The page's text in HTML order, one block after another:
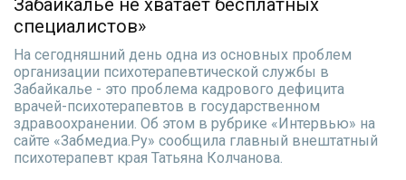
Забайкалье не хватает бесплатных
специалистов»
На сегодняшний день одна из основных проблем
организации психотерапевтической службы в
Забайкалье - это проблема кадрового дефицита
врачей-психотерапевтов в государственном
здравоохранении. Об этом в рубрике «Интервью» на
сайте «Забмедиа.Ру» сообщила главный внештатный
психотерапевт края Татьяна Колчанова.